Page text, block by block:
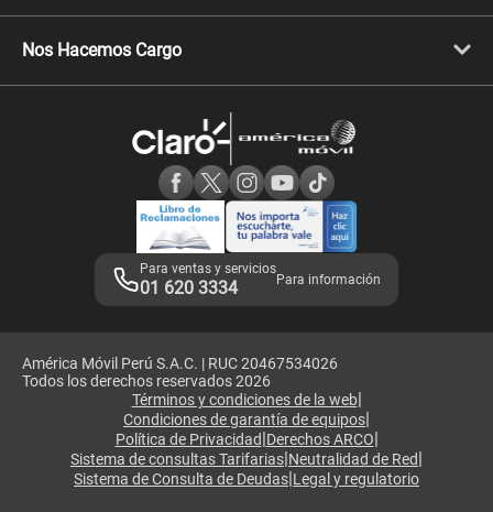
Celulares Motorola
Llamada por llamada
Comprobantes electrónicos
Consulta de IMEI
Nos Hacemos Cargo
Consulta de reclamos
Adquirientes iPhone 6, 6S y SE
Mensaje de Seguridad
Términos y Condiciones de Tienda Claro
Libro de Reclamaciones
Legales de marketplace
Para ventas y servicios
01 620 3334 Para información
América Móvil Perú S.A.C. | RUC 20467534026
Todos los derechos reservados 2026
Términos y condiciones de la web|
Condiciones de garantía de equipos|
Política de Privacidad|Derechos ARCO|
Sistema de consultas Tarifarias|Neutralidad de Red|
Sistema de Consulta de Deudas|Legal y regulatorio